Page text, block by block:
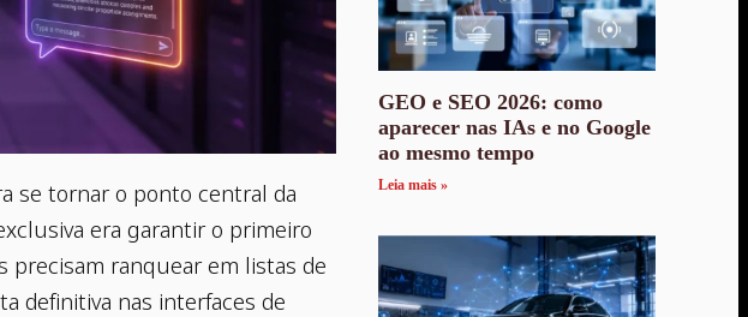
se tornar o ponto central da
era garantir o primeiro
precisam ranquear em listas de
definitiva nas interfaces de
GEO e SEO 2026: como
aparecer nas IAs e no Google
ao mesmo tempo
Leia mais »